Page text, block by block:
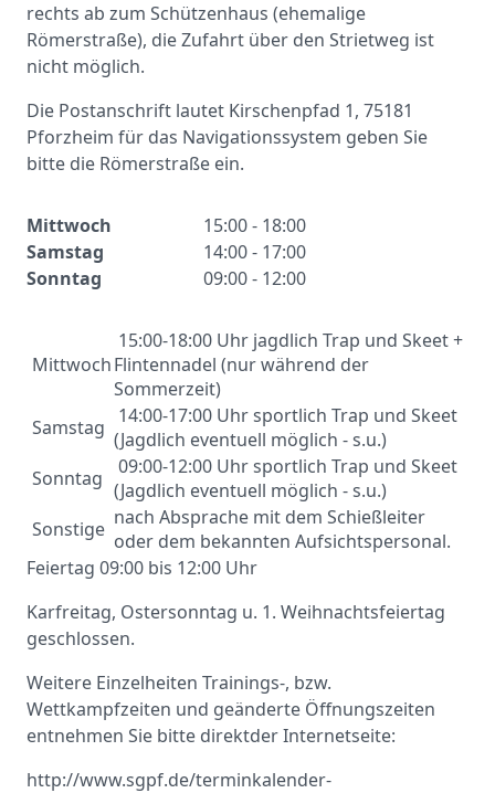
rechts ab zum Schützenhaus (ehemalige
Römerstraße), die Zufahrt über den Strietweg ist
nicht möglich.
Die Postanschrift lautet Kirschenpfad 1, 75181
Pforzheim für das Navigationssystem geben Sie
bitte die Römerstraße ein.
Mittwoch
15:00 - 18:00
Samstag
14:00 - 17:00
Sonntag
09:00 - 12:00
Mittwoch
15:00-18:00 Uhr jagdlich Trap und Skeet +
Flintennadel (nur während der
Sommerzeit)
Samstag
14:00-17:00 Uhr sportlich Trap und Skeet
(Jagdlich eventuell möglich - s.u.)
Sonntag
09:00-12:00 Uhr sportlich Trap und Skeet
(Jagdlich eventuell möglich - s.u.)
Sonstige nach Absprache mit dem Schießleiter
oder dem bekannten Aufsichtspersonal.
Feiertag 09:00 bis 12:00 Uhr
Karfreitag, Ostersonntag u. 1. Weihnachtsfeiertag
geschlossen.
Weitere Einzelheiten Trainings-, bzw.
Wettkampfzeiten und geänderte Öffnungszeiten
entnehmen Sie bitte direktder Internetseite:
http://www.sgpf.de/terminkalender-